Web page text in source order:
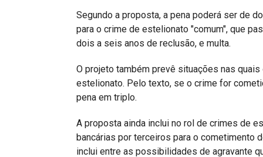
Segundo a proposta, a pena poderá ser de
para o crime de estelionato "comum", que
dois a seis anos de reclusão, e multa.
O projeto também prevê situações nas
estelionato. Pelo texto, se o crime for
pena em triplo.
A proposta ainda inclui no rol de crimes de
bancárias por terceiros para o cometimento
inclui entre as possibilidades de agravante